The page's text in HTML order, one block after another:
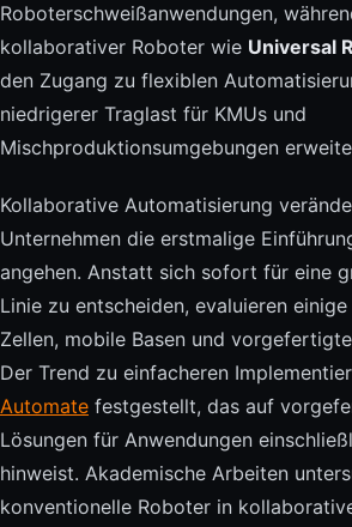
Roboterschweißanwendungen,
kollaborativer Roboter wie Universal
den Zugang zu flexiblen
niedrigerer Traglast für KMUs und
Mischproduktionsumgebungen
Kollaborative Automatisierung
Unternehmen die erstmalige
angehen. Anstatt sich sofort für eine
Linie zu entscheiden, evaluieren
Zellen, mobile Basen und
Der Trend zu einfacheren
Automate festgestellt, das auf
Lösungen für Anwendungen
hinweist. Akademische Arbeiten
konventionelle Roboter in